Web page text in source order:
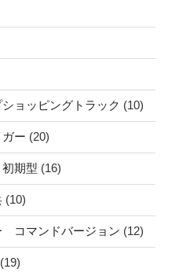
ョッピングトラック (10)
ー (20)
期型 (16)
(10)
マンドバージョン (12)
(19)